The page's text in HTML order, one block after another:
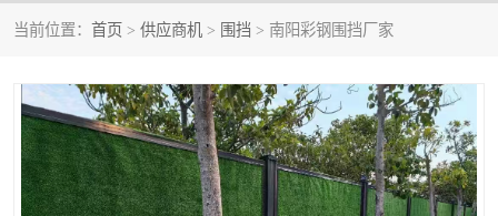
当前位置： 首页 > 供应商机 > 围挡 > 南阳彩钢围挡厂家
建筑围挡 楼层板
新型活动房 压型彩钢板
岩棉板 钢结构配件
围挡 彩钢板